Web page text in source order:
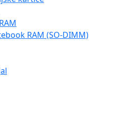
RAM (SO-DIMM)